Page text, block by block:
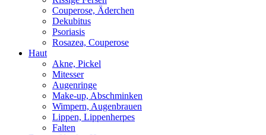
Couperose, Äderchen
Dekubitus
Psoriasis
Rosazea, Couperose
Haut
Akne, Pickel
Mitesser
Augenringe
Make-up, Abschminken
Wimpern, Augenbrauen
Lippen, Lippenherpes
Falten